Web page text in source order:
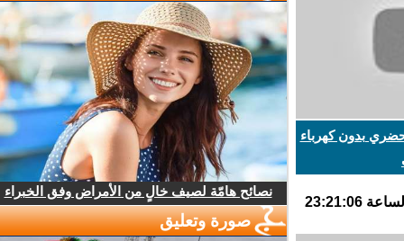
بدون كهرباء
نصائح هامّة لصيف خالٍ من الأمراض وفق الخبراء
صورة وتعليق